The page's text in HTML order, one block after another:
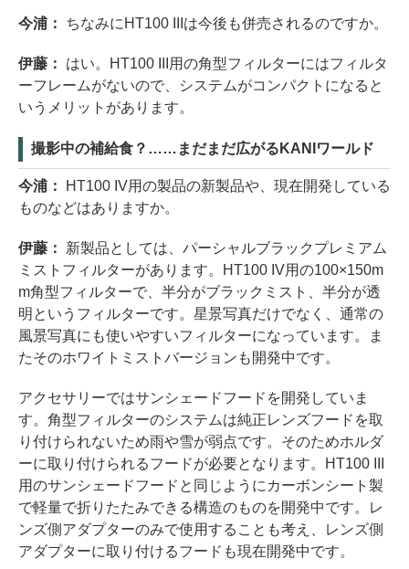
今浦： ちなみにHT100 IIIは今後も併売されるのですか。
伊藤： はい。HT100 III用の角型フィルターにはフィルタ
ーフレームがないので、システムがコンパクトになると
いうメリットがあります。
撮影中の補給食？……まだまだ広がるKANIワールド
今浦：
HT100 IV用の製品の新製品や、現在開発している
ものなどはありますか。
伊藤： 新製品としては、パーシャルブラックプレミアム
ミストフィルターがあります。HT100 IV用の100×150m
m角型フィルターで、半分がブラックミスト、半分が透
明というフィルターです。星景写真だけでなく、通常の
風景写真にも使いやすいフィルターになっています。ま
たそのホワイトミストバージョンも開発中です。
アクセサリーではサンシェードフードを開発していま
す。角型フィルターのシステムは純正レンズフードを取
り付けられないため雨や雪が弱点です。そのためホルダ
ーに取り付けられるフードが必要となります。HT100 III
用のサンシェードフードと同じようにカーボンシート製
で軽量で折りたたみできる構造のものを開発中です。レ
ンズ側アダプターのみで使用することも考え、レンズ側
アダプターに取り付けるフードも現在開発中です。